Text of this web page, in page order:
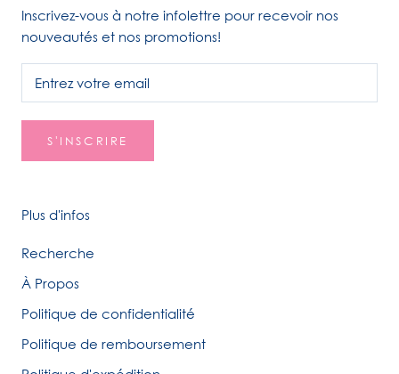
Inscrivez-vous à notre infolettre pour recevoir nos
nouveautés et nos promotions!
S'INSCRIRE
Plus d'infos
Recherche
À Propos
Politique de confidentialité
Politique de remboursement